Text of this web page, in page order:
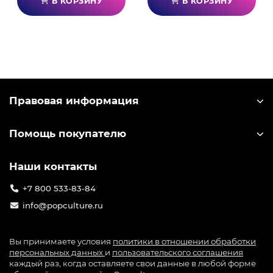
Вы окажетесь в центре захватывающей истории
сможете исследовать просторы округа Хоуп, в
используя множество видов модифицируемого
В роли Анджая Гейла вам предстоит отправиться
Но это путешествие не из простых - ведь в
Кирате пылает гражданская война. Здесь вам
предстоит изучать обширный открытый мир, где
Правовая информация
Помощь покупателю
Наши контакты
+7 800 533-83-84
info@popculture.ru
Вы принимаете условия политики в отношении обработки
персональных данных и пользовательского соглашения
каждый раз, когда оставляете свои данные в любой форме